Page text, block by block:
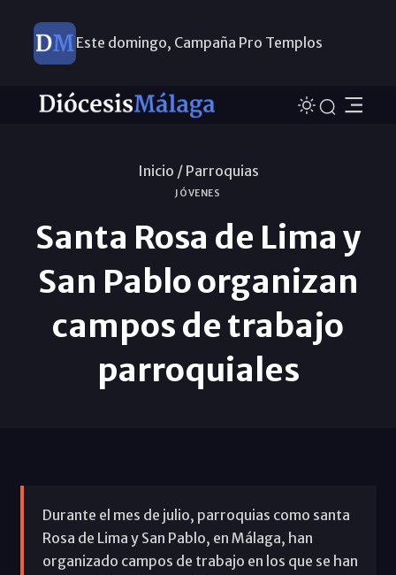
Este domingo, Campaña Pro Templos
Inicio / Parroquias
JÓVENES
Santa Rosa de Lima y
San Pablo organizan
campos de trabajo
parroquiales
Durante el mes de julio, parroquias como santa
Rosa de Lima y San Pablo, en Málaga, han
organizado campos de trabajo en los que se han